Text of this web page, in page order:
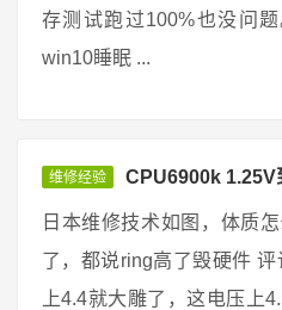
存测试跑过100%也没问
win10睡眠 ...
维修经验 CPU6900k 1.25V
日本维修技术如图，体质
了，都说ring高了毁硬件 评
上4.4就大雕了，这电压上